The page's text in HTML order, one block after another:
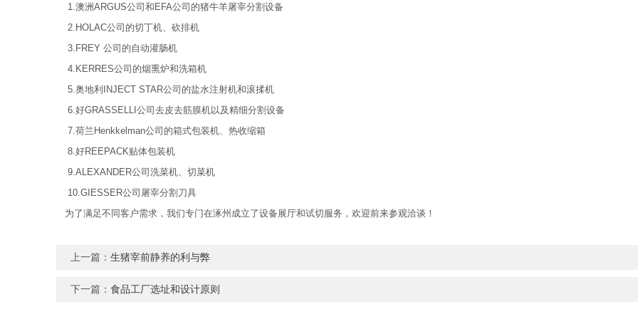
1.澳洲ARGUS公司和EFA公司的猪牛羊屠宰分割设备
2.HOLAC公司的切丁机、砍排机
3.FREY 公司的自动灌肠机
4.KERRES公司的烟熏炉和洗箱机
5.奥地利INJECT STAR公司的盐水注射机和滚揉机
6.好GRASSELLI公司去皮去筋膜机以及精细分割设备
7.荷兰Henkkelman公司的箱式包装机、热收缩箱
8.好REEPACK贴体包装机
9.ALEXANDER公司洗菜机、切菜机
10.GIESSER公司屠宰分割刀具
为了满足不同客户需求，我们专门在涿州成立了设备展厅和试切服务，欢迎前来参观洽谈！
上一篇：生猪宰前静养的利与弊
下一篇：食品工厂选址和设计原则